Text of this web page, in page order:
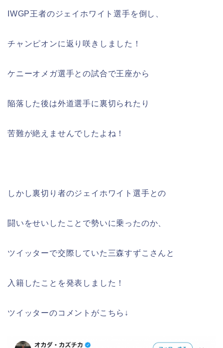
IWGP王者のジェイホワイト選手を倒し、
チャンピオンに返り咲きしました！
ケニーオメガ選手との試合で王座から
陥落した後は外道選手に裏切られたり
苦難が絶えませんでしたよね！
しかし裏切り者のジェイホワイト選手との
闘いをせいしたことで勢いに乗ったのか、
ツイッターで交際していた三森すずこさんと
入籍したことを発表しました！
ツイッターのコメントがこちら↓